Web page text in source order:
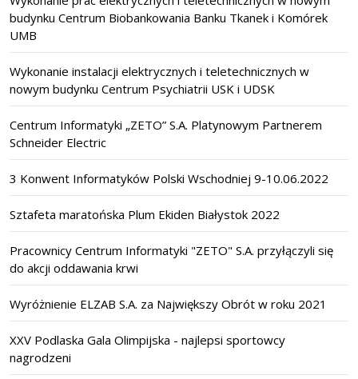
budynku Centrum Biobankowania Banku Tkanek i Komórek
UMB
Wykonanie instalacji elektrycznych i teletechnicznych w
nowym budynku Centrum Psychiatrii USK i UDSK
Centrum Informatyki „ZETO” S.A. Platynowym Partnerem
Schneider Electric
3 Konwent Informatyków Polski Wschodniej 9-10.06.2022
Sztafeta maratońska Plum Ekiden Białystok 2022
Pracownicy Centrum Informatyki "ZETO" S.A. przyłączyli się
do akcji oddawania krwi
Wyróżnienie ELZAB S.A. za Największy Obrót w roku 2021
XXV Podlaska Gala Olimpijska - najlepsi sportowcy
nagrodzeni